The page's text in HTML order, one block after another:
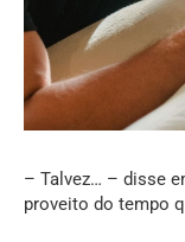
– Talvez… – disse
proveito do tempo